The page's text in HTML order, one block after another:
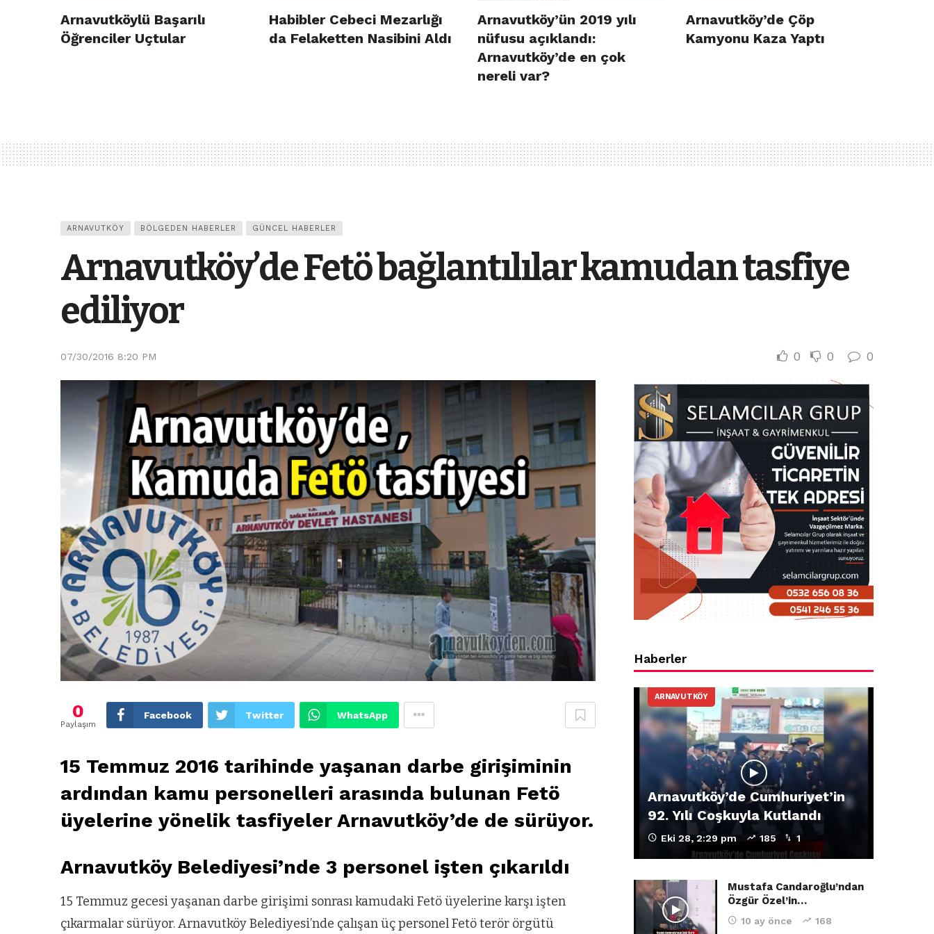
Arnavutköylü Başarılı
Öğrenciler Uçtular
Habibler Cebeci Mezarlığı
da Felaketten Nasibini Aldı
Arnavutköy’ün 2019 yılı
nüfusu açıklandı:
Arnavutköy’de en çok
nereli var?
Arnavutköy’de Çöp
Kamyonu Kaza Yaptı
ARNAVUTKÖY BÖLGEDEN HABERLER GÜNCEL HABERLER
Arnavutköy’de Fetö bağlantılılar kamudan tasfiye
ediliyor
07/30/2016 8:20 PM 0 0 0
0
Paylaşım
Facebook Twitter WhatsApp
15 Temmuz 2016 tarihinde yaşanan darbe girişiminin
ardından kamu personelleri arasında bulunan Fetö
üyelerine yönelik tasfiyeler Arnavutköy’de de sürüyor.
Arnavutköy Belediyesi’nde 3 personel işten çıkarıldı
15 Temmuz gecesi yaşanan darbe girişimi sonrası kamudaki Fetö üyelerine karşı işten
çıkarmalar sürüyor. Arnavutköy Belediyesi’nde çalışan üç personel Fetö terör örgütü
Haberler
ARNAVUTKÖY
Arnavutköy’de Cumhuriyet’in
92. Yılı Coşkuyla Kutlandı
Eki 28, 2:29 pm 185 1
Mustafa Candaroğlu’ndan
Özgür Özel’in…
10 ay önce 168